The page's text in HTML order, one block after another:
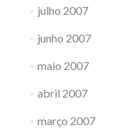
julho 2007
junho 2007
maio 2007
abril 2007
março 2007